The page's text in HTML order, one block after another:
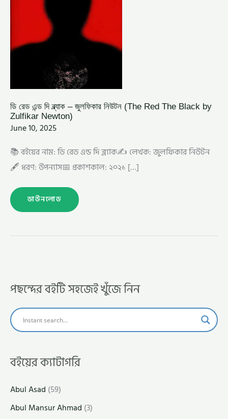
ডি রেড এন্ড দি ব্ল্যাক – জুলফিকার নিউটন (The Red The Black by
Zulfikar Newton)
June 10, 2025
📚 বইয়ের নাম: ডি রেড এন্ড দি ব্ল্যাক✍️ লেখক: জুলফিকার নিউটন
🖋️ ধরণ: উপন্যাস📅 প্রকাশকাল: ২০২১ […]
NEWTON)
ডাউনলোড
পছন্দের বইটি সহজেই খুঁজে নিন
বইয়ের ক্যাটাগরি
Abul Asad (59)
Abul Mansur Ahmad (3)